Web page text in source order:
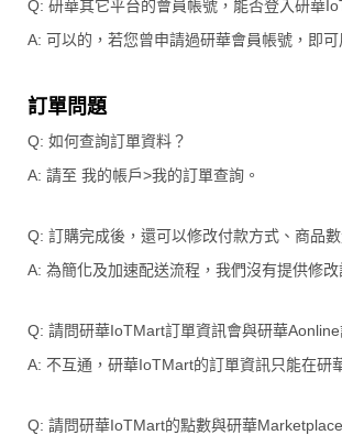
Q: 研華其它平台的會員帳號，能否登入研華
A: 可以的，若您曾申請過研華會員帳號，即
訂單問題
Q: 如何查詢訂單資料？
A: 請至 我的帳戶>我的訂單查詢。
Q: 訂購完成後，還可以修改付款方式、商品
A: 為簡化及加速配送流程，我們沒有提供修
Q: 請問研華IoTMart訂單資訊會與研華
A: 不互通，研華IoTMart的訂單資訊只能在研
Q: 請問研華IoTMart的點數與研華